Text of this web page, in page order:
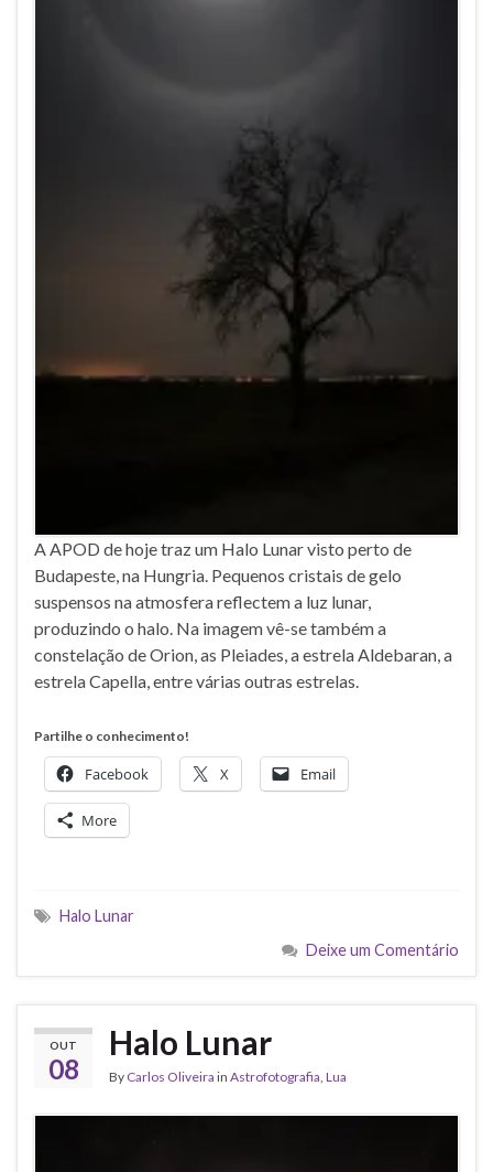
A APOD de hoje traz um Halo Lunar visto perto de
Budapeste, na Hungria. Pequenos cristais de gelo
suspensos na atmosfera reflectem a luz lunar,
produzindo o halo. Na imagem vê-se também a
constelação de Orion, as Pleiades, a estrela Aldebaran, a
estrela Capella, entre várias outras estrelas.
Partilhe o conhecimento!
Facebook X Email
More
Halo Lunar
Deixe um Comentário
OUT
08
Halo Lunar
By Carlos Oliveira in Astrofotografia Lua